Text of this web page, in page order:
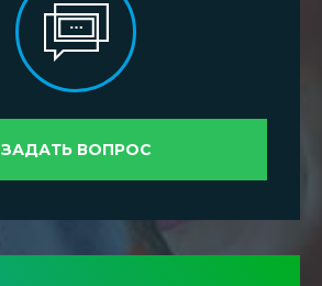
ЗАДАТЬ ВОПРОС